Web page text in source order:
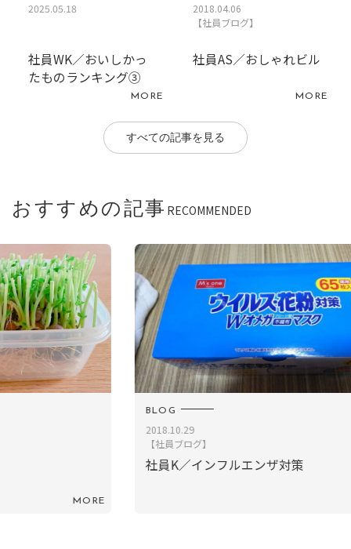
2025.05.18
社員WK／おいしかっ
たものランキング③
MORE
2018.04.06
【社員ブログ】
社員AS／おしゃれビル
MORE
すべての記事を見る
おすすめの記事 RECOMMENDED
社員K／インフルエンザ対策